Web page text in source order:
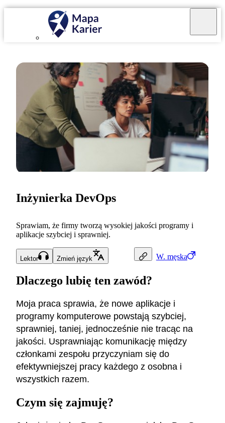
W. męska
Inżynierka DevOps
Sprawiam, że firmy tworzą wysokiej jakości programy i
aplikacje szybciej i sprawniej.
Lektor Zmień język
Dlaczego lubię ten zawód?
Moja praca sprawia, że nowe aplikacje i
programy komputerowe powstają szybciej,
sprawniej, taniej, jednocześnie nie tracąc na
jakości. Usprawniając komunikację między
członkami zespołu przyczyniam się do
efektywniejszej pracy każdego z osobna i
wszystkich razem.
Czym się zajmuję?